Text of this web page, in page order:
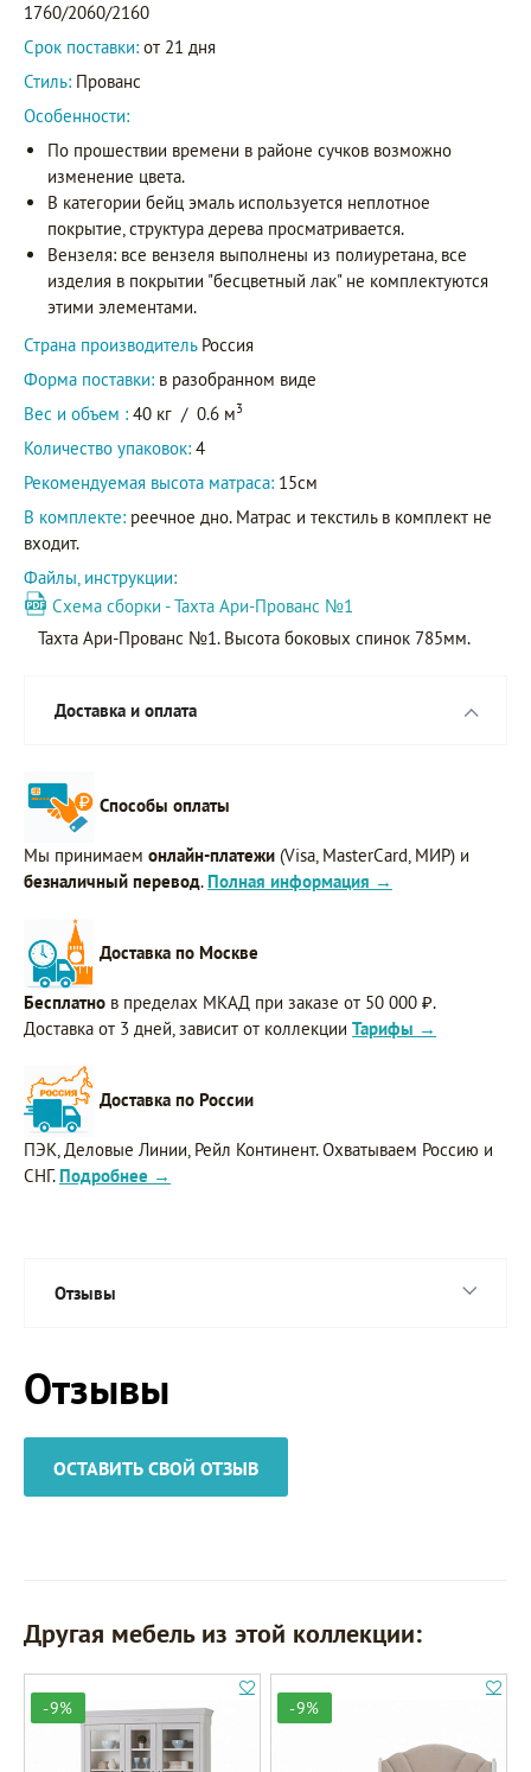
1760/2060/2160
Срок поставки: от 21 дня
Стиль: Прованс
Особенности:
По прошествии времени в районе сучков возможно
изменение цвета.
В категории бейц эмаль используется неплотное
покрытие, структура дерева просматривается.
Вензеля: все вензеля выполнены из полиуретана, все
изделия в покрытии "бесцветный лак" не комплектуются
этими элементами.
Страна производитель Россия
Форма поставки: в разобранном виде
Вес и объем : 40 кг / 0.6 м3
Количество упаковок: 4
Рекомендуемая высота матраса: 15см
В комплекте: реечное дно. Матрас и текстиль в комплект не
входит.
Файлы, инструкции:
Схема сборки - Тахта Ари-Прованс №1
Тахта Ари-Прованс №1. Высота боковых спинок 785мм.
Доставка и оплата
Способы оплаты
Мы принимаем онлайн-платежи (Visa, MasterCard, МИР) и
безналичный перевод. Полная информация →
Доставка по Москве
Бесплатно в пределах МКАД при заказе от 50 000 ₽.
Доставка от 3 дней, зависит от коллекции Тарифы →
Доставка по России
ПЭК, Деловые Линии, Рейл Континент. Охватываем Россию и
СНГ. Подробнее →
Отзывы
Отзывы
ОСТАВИТЬ СВОЙ ОТЗЫВ
Другая мебель из этой коллекции:
-9% -9%